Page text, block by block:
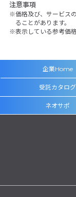
注意事項
価格及び、サービス
ることがあります。
表示している参考価
企業Home
受託カタログ
ネオサポ